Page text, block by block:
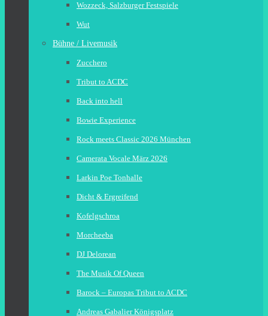
Wozzeck, Salzburger Festspiele
Wut
Bühne / Livemusik
Zucchero
Tribut to ACDC
Back into hell
Bowie Experience
Rock meets Classic 2026 München
Camerata Vocale März 2026
Larkin Poe Tonhalle
Dicht & Ergreifend
Kofelgschroa
Morcheeba
DJ Delorean
The Musik Of Queen
Barock – Europas Tribut to ACDC
Andreas Gabalier Königsplatz